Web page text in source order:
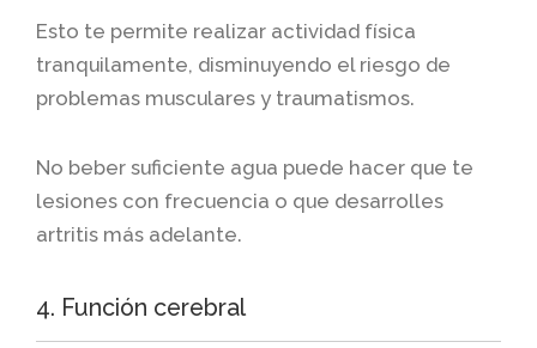
Esto te permite realizar actividad física
tranquilamente, disminuyendo el riesgo de
problemas musculares y traumatismos.
No beber suficiente agua puede hacer que te
lesiones con frecuencia o que desarrolles
artritis más adelante.
4. Función cerebral